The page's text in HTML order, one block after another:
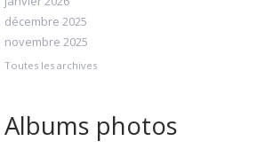
décembre 2025
novembre 2025
Toutes les archives
Albums photos